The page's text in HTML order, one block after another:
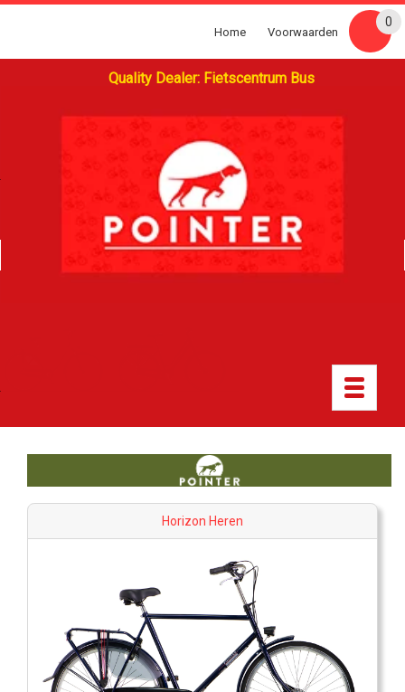
Quality Dealer: Fietscentrum Bus
Home Voorwaarden
0
Toggle
Horizon Heren